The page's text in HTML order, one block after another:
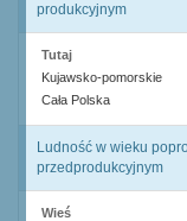
produkcyjnym
Tutaj
Kujawsko-pomorskie
Cała Polska
Ludność w wieku
przedprodukcyjnym
Wieś